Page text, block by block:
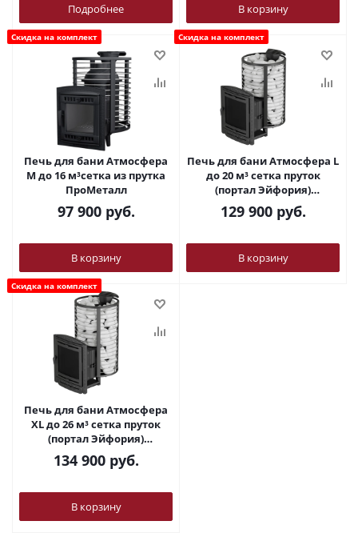
Подробнее В корзину
Скидка на комплект
Печь для бани Атмосфера
М до 16 м³сетка из прутка
ПроМеталл
97 900руб.
В корзину
Скидка на комплект
Печь для бани Атмосфера L
до 20 м³ сетка пруток
(портал Эйфория)
ПроМеталл
129 900руб.
В корзину
Скидка на комплект
Печь для бани Атмосфера
XL до 26 м³ сетка пруток
(портал Эйфория)
ПроМеталл
134 900руб.
В корзину